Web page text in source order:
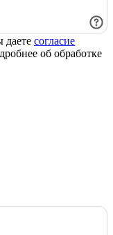
даете согласие
об обработке